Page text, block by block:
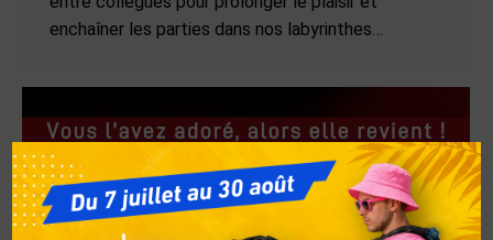
enchaîner les parties dans nos labyrinthes…